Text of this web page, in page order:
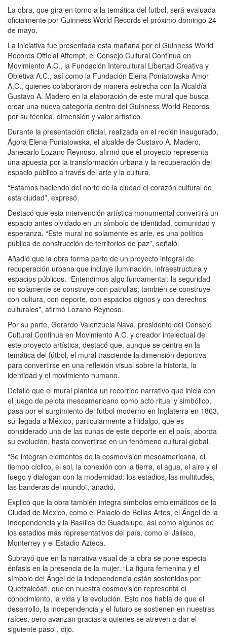
La obra, que gira en torno a la temática del futbol, será evaluada
oficialmente por Guinness World Records el próximo domingo 24
de mayo.
La iniciativa fue presentada esta mañana por el Guinness World
Records Official Attempt, el Consejo Cultural Continua en
Movimiento A.C., la Fundación Intercultural Libertad Creativa y
Objetiva A.C., así como la Fundación Elena Poniatowska Amor
A.C., quienes colaboraron de manera estrecha con la Alcaldía
Gustavo A. Madero en la elaboración de este mural que busca
crear una nueva categoría dentro del Guinness World Records
por su técnica, dimensión y valor artístico.
Durante la presentación oficial, realizada en el recién inaugurado,
Ágora Elena Poniatowska, el alcalde de Gustavo A. Madero,
Janecarlo Lozano Reynoso, afirmó que el proyecto representa
una apuesta por la transformación urbana y la recuperación del
espacio público a través del arte y la cultura.
“Estamos haciendo del norte de la ciudad el corazón cultural de
esta ciudad”, expresó.
Destacó que esta intervención artística monumental convertirá un
espacio antes olvidado en un símbolo de identidad, comunidad y
esperanza. “Este mural no solamente es arte, es una política
pública de construcción de territorios de paz”, señaló.
Añadió que la obra forma parte de un proyecto integral de
recuperación urbana que incluye iluminación, infraestructura y
espacios públicos. “Entendimos algo fundamental: la seguridad
no solamente se construye con patrullas; también se construye
con cultura, con deporte, con espacios dignos y con derechos
culturales”, afirmó Lozano Reynoso.
Por su parte, Gerardo Valenzuela Nava, presidente del Consejo
Cultural Continua en Movimiento A.C. y creador intelectual de
este proyecto artística, destacó que, aunque se centra en la
temática del fútbol, el mural trasciende la dimensión deportiva
para convertirse en una reflexión visual sobre la historia, la
identidad y el movimiento humano.
Detalló que el mural plantea un recorrido narrativo que inicia con
el juego de pelota mesoamericano como acto ritual y simbólico,
pasa por el surgimiento del futbol moderno en Inglaterra en 1863,
su llegada a México, particularmente a Hidalgo, que es
considerado una de las cunas de este deporte en el país, aborda
su evolución, hasta convertirse en un fenómeno cultural global.
“Se integran elementos de la cosmovisión mesoamericana, el
tiempo cíclico, el sol, la conexión con la tierra, el agua, el aire y el
fuego y dialogan con la modernidad: los estadios, las multitudes,
las banderas del mundo”, añadió.
Explicó que la obra también integra símbolos emblemáticos de la
Ciudad de México, como el Palacio de Bellas Artes, el Ángel de la
Independencia y la Basílica de Guadalupe, así como algunos de
los estadios más representativos del país, como el Jalisco,
Monterrey y el Estadio Azteca.
Subrayó que en la narrativa visual de la obra se pone especial
énfasis en la presencia de la mujer. “La figura femenina y el
símbolo del Ángel de la independencia están sostenidos por
Quetzalcóatl, que en nuestra cosmovisión representa el
conocimiento, la vida y la evolución. Esto nos habla de que el
desarrollo, la independencia y el futuro se sostienen en nuestras
raíces, pero avanzan gracias a quienes se atreven a dar el
siguiente paso”, dijo.